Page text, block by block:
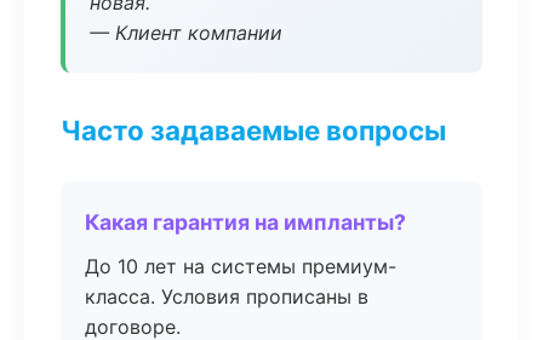
— Клиент компании
Часто задаваемые вопросы
Какая гарантия на импланты?
До 10 лет на системы премиум-
класса. Условия прописаны в
договоре.